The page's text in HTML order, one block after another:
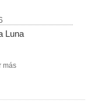
Luna
más